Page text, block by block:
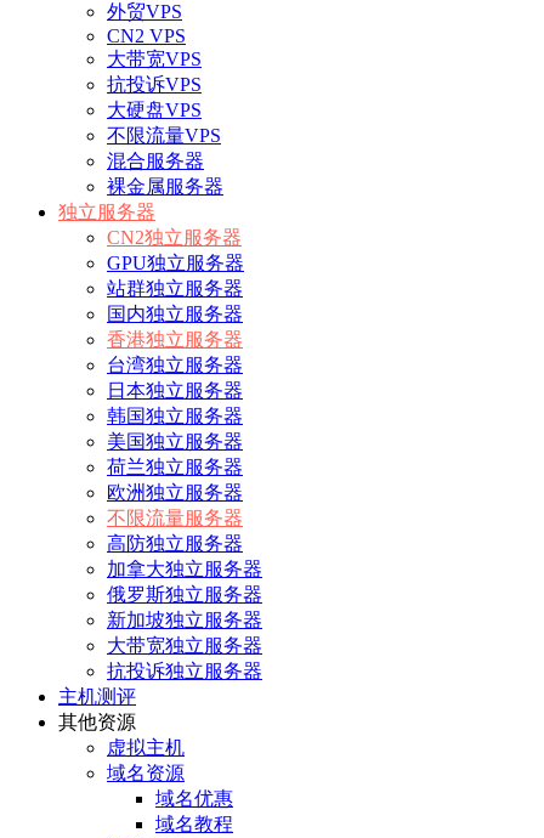
外贸VPS
CN2 VPS
大带宽VPS
抗投诉VPS
大硬盘VPS
不限流量VPS
混合服务器
裸金属服务器
独立服务器
CN2独立服务器
GPU独立服务器
站群独立服务器
国内独立服务器
香港独立服务器
台湾独立服务器
日本独立服务器
韩国独立服务器
美国独立服务器
荷兰独立服务器
欧洲独立服务器
不限流量服务器
高防独立服务器
加拿大独立服务器
俄罗斯独立服务器
新加坡独立服务器
大带宽独立服务器
抗投诉独立服务器
主机测评
其他资源
虚拟主机
域名资源
域名优惠
域名教程